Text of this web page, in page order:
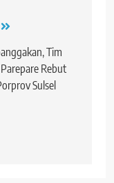
Tim
Rebut
Sulsel